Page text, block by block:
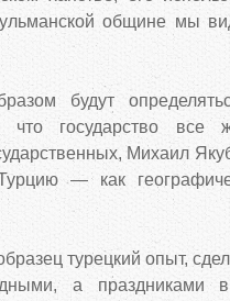
общине мы
будут
что государство
Михаил
— как
турецкий опыт,
а